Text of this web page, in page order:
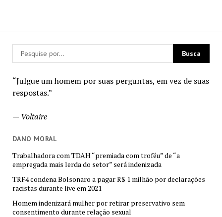
“Julgue um homem por suas perguntas, em vez de suas
respostas.”
— Voltaire
DANO MORAL
Trabalhadora com TDAH “premiada com troféu” de “a
empregada mais lerda do setor” será indenizada
TRF4 condena Bolsonaro a pagar R$ 1 milhão por declarações
racistas durante live em 2021
Homem indenizará mulher por retirar preservativo sem
consentimento durante relação sexual